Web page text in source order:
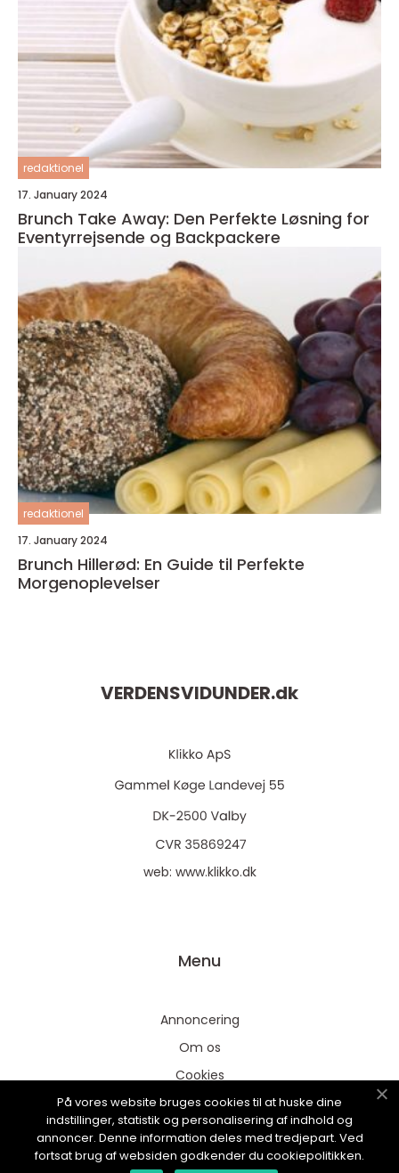
redaktionel
17. January 2024
Brunch Take Away: Den Perfekte Løsning for
Eventyrrejsende og Backpackere
redaktionel
17. January 2024
Brunch Hillerød: En Guide til Perfekte
Morgenoplevelser
VERDENSVIDUNDER.dk
web: www.klikko.dk
Menu
Annoncering
Om os
Cookies
Kontakt os
Sitemap
På vores website bruges cookies til at huske dine
indstillinger, statistik og personalisering af indhold og
annoncer. Denne information deles med tredjepart. Ved
fortsat brug af websiden godkender du cookiepolitikken.